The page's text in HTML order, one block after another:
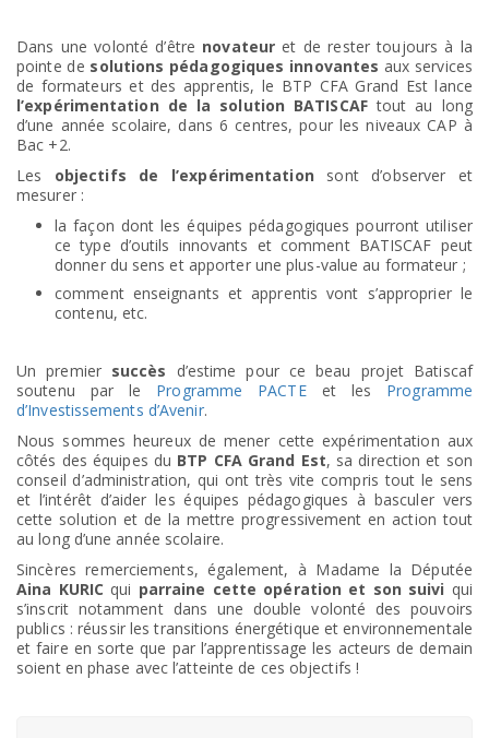
Dans une volonté d’être novateur et de rester toujours à la
pointe de solutions pédagogiques innovantes aux services
de formateurs et des apprentis, le BTP CFA Grand Est lance
l’expérimentation de la solution BATISCAFtout au long
d’une année scolaire, dans 6 centres, pour les niveaux CAP à
Bac +2.
Les objectifs de l’expérimentation sont d’observer et
mesurer :
la façon dont les équipes pédagogiques pourront utiliser
ce type d’outils innovants et comment BATISCAF peut
donner du sens et apporter une plus-value au formateur ;
comment enseignants et apprentis vont s’approprier le
contenu, etc.
Un premier succès d’estime pour ce beau projet Batiscaf
soutenu par le Programme PACTEet les Programme
d’Investissements d’Avenir.
Nous sommes heureux de mener cette expérimentation aux
côtés des équipes du BTP CFA Grand Est, sa direction et son
conseil d’administration, qui ont très vite compris tout le sens
et l’intérêt d’aider les équipes pédagogiques à basculer vers
cette solution et de la mettre progressivement en action tout
au long d’une année scolaire.
Sincères remerciements, également, à Madame la Députée
Aina KURIC qui parraine cette opération et son suivi qui
s’inscrit notamment dans une double volonté des pouvoirs
publics : réussir les transitions énergétique et environnementale
et faire en sorte que par l’apprentissage les acteurs de demain
soient en phase avec l’atteinte de ces objectifs !